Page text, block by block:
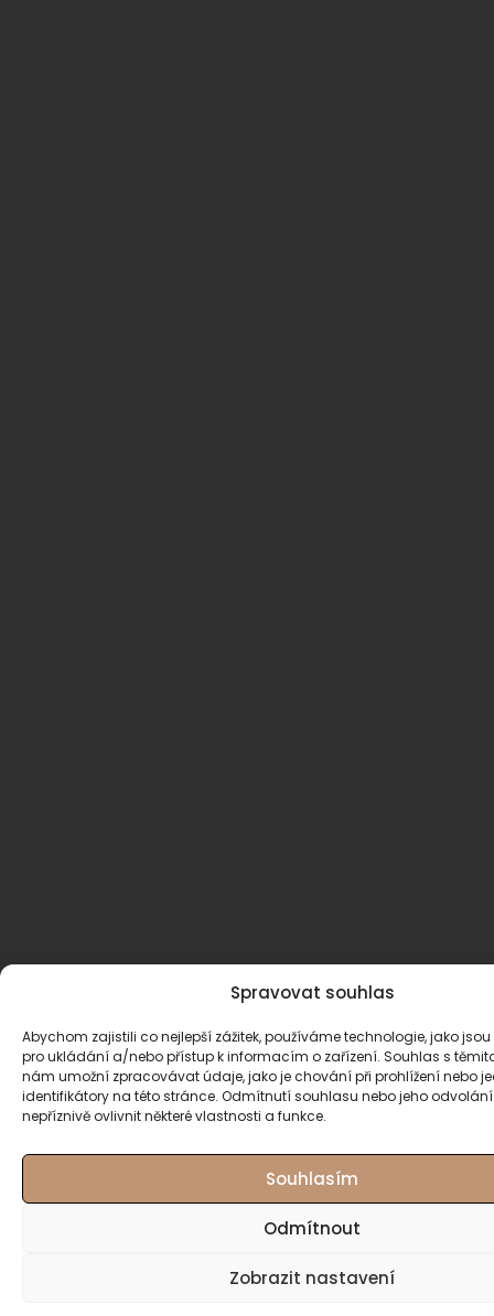
Spravovat souhlas
Abychom zajistili co nejlepší zážitek, používáme technologie, jako
pro ukládání a/nebo přístup k informacím o zařízení. Souhlas s
nám umožní zpracovávat údaje, jako je chování při prohlížení nebo
identifikátory na této stránce. Odmítnutí souhlasu nebo jeho
nepříznivě ovlivnit některé vlastnosti a funkce.
Souhlasím
Odmítnout
Zobrazit nastavení